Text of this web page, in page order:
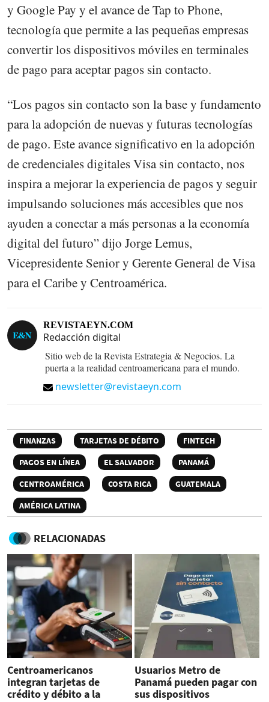
y Google Pay y el avance de Tap to Phone,
tecnología que permite a las pequeñas empresas
convertir los dispositivos móviles en terminales
de pago para aceptar pagos sin contacto.
“Los pagos sin contacto son la base y fundamento
para la adopción de nuevas y futuras tecnologías
de pago. Este avance significativo en la adopción
de credenciales digitales Visa sin contacto, nos
inspira a mejorar la experiencia de pagos y seguir
impulsando soluciones más accesibles que nos
ayuden a conectar a más personas a la economía
digital del futuro” dijo Jorge Lemus,
Vicepresidente Senior y Gerente General de Visa
para el Caribe y Centroamérica.
REVISTAEYN.COM
Redacción digital
Sitio web de la Revista Estrategia & Negocios. La
puerta a la realidad centroamericana para el mundo.
newsletter@revistaeyn.com
FINANZAS TARJETAS DE DÉBITO
FINTECH
PAGOS EN LÍNEA
EL SALVADOR
PANAMÁ
CENTROAMÉRICA
COSTA RICA
GUATEMALA
AMÉRICA LATINA
RELACIONADAS
Centroamericanos
integran tarjetas de
crédito y débito a la
Usuarios Metro de
Panamá pueden pagar con
sus dispositivos